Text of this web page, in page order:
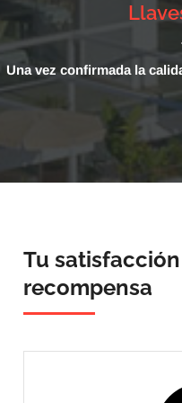
Una vez confirmada la
Tu
recompensa